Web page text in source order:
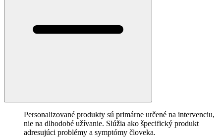
Personalizované produkty sú primárne určené na intervenciu,
nie na dlhodobé užívanie. Slúžia ako špecifický produkt
adresujúci problémy a symptómy človeka.